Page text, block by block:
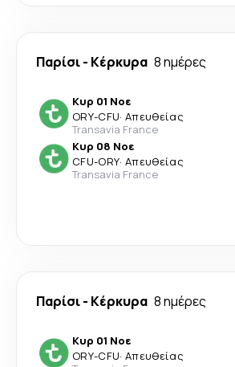
Παρίσι- Κέρκυρα 8 ημέρες
Κυρ 01 Νοε
ORY-CFU· Απευθείας
Transavia France
Κυρ 08 Νοε
CFU-ORY· Απευθείας
Transavia France
Παρίσι- Κέρκυρα 8 ημέρες
Κυρ 01 Νοε
ORY-CFU· Απευθείας